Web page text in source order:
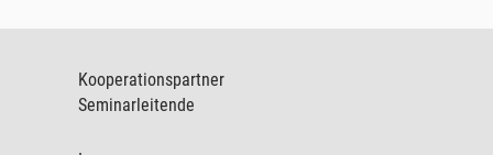
Kooperationspartner
Seminarleitende